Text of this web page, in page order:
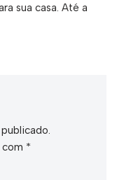
sua casa. Até a
*